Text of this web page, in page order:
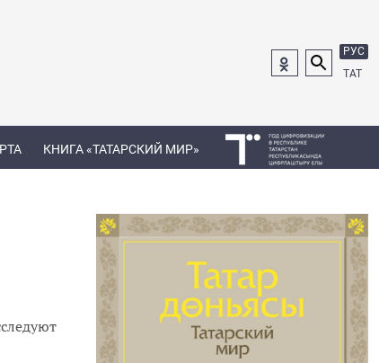
РУС
ТАТ
КНИГА «ТАТАРСКИЙ МИР»